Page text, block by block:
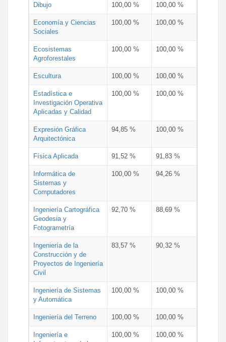
Dibujo 100,00 % 100,00 %
Economía y Ciencias
Sociales
100,00 % 100,00 %
Ecosistemas
Agroforestales
100,00 % 100,00 %
Escultura 100,00 % 100,00 %
Estadística e
Investigación Operativa
Aplicadas y Calidad
100,00 % 100,00 %
Expresión Gráfica
Arquitectónica
94,85 % 100,00 %
Física Aplicada 91,52 % 91,83 %
Informática de
Sistemas y
Computadores
100,00 % 94,26 %
Ingeniería Cartográfica
Geodesia y
Fotogrametría
92,70 % 88,69 %
Ingeniería de la
Construcción y de
Proyectos de Ingeniería
Civil
83,57 % 90,32 %
Ingeniería de Sistemas
y Automática
100,00 % 100,00 %
Ingeniería del Terreno 100,00 % 100,00 %
Ingeniería e
100,00 % 100,00 %